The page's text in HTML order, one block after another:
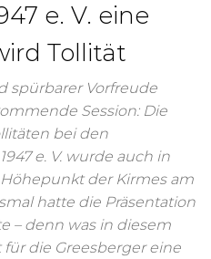
e. V. eine
Tollität
spürbarer Vorfreude
Session: Die
bei den
e. V. wurde auch in
der Kirmes am
hatte die Präsentation
– denn was in diesem
die Greesberger eine